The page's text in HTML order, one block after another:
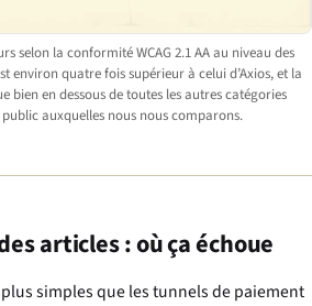
selon la conformité WCAG 2.1 AA au niveau des
environ quatre fois supérieur à celui d’Axios, et la
bien en dessous de toutes les autres catégories
auxquelles nous nous comparons.
articles : où ça échoue
plus simples que les tunnels de paiement